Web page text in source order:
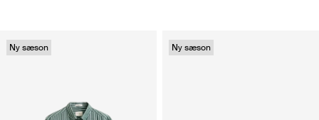
Ny sæson Ny sæson